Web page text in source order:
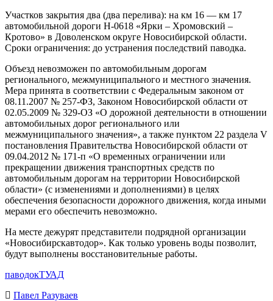
Участков закрытия два (два перелива): на км 16 — км 17
автомобильной дороги Н-0618 «Ярки – Хромовский –
Кротово» в Доволенском округе Новосибирской области.
Сроки ограничения: до устранения последствий паводка.
Объезд невозможен по автомобильным дорогам
регионального, межмуниципального и местного значения.
Мера принята в соответствии с Федеральным законом от
08.11.2007 № 257-ФЗ, Законом Новосибирской области от
02.05.2009 № 329-ОЗ «О дорожной деятельности в отношении
автомобильных дорог регионального или
межмуниципального значения», а также пунктом 22 раздела V
постановления Правительства Новосибирской области от
09.04.2012 № 171-п «О временных ограничении или
прекращении движения транспортных средств по
автомобильным дорогам на территории Новосибирской
области» (с изменениями и дополнениями) в целях
обеспечения безопасности дорожного движения, когда иными
мерами его обеспечить невозможно.
На месте дежурят представители подрядной организации
«Новосибирскавтодор». Как только уровень воды позволит,
будут выполнены восстановительные работы.
паводокТУАД
Павел Разуваев